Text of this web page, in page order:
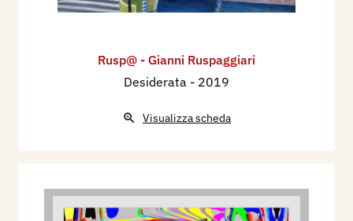
Rusp@ - Gianni Ruspaggiari
Desiderata - 2019
Visualizza scheda